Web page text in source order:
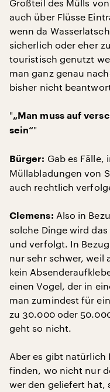
Großteil des Mülls
auch über Flüsse
wenn da
sicherlich oder eher
touristisch genutzt
man ganz genau
bisher nicht
"„Man muss auf
sein“"
Bürger: Gab es Fälle,
Müllabladungen von
auch rechtlich
Clemens: Also in
solche Dinge wird
und verfolgt. In
nur sehr schwer, weil
kein
einen Vogel, der in
man zumindest für
zu 30.000 oder
geht so nicht.
Aber es gibt natürlich
finden, wo nicht nur
wer den geliefert hat,